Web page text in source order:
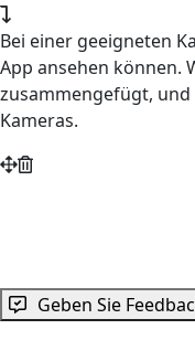
Bei einer geeigneten
App ansehen können.
zusammengefügt,
Kameras.
Geben Sie